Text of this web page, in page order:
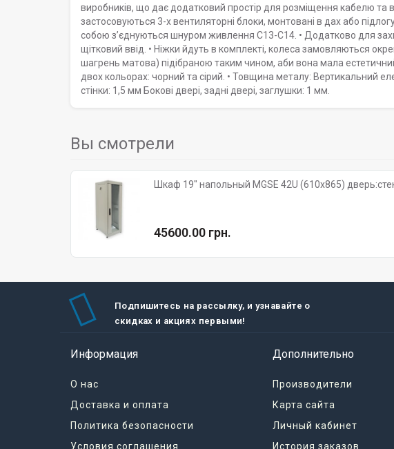
виробників, що дає додатковий простір для розміщення кабелю та
застосовуються 3-х вентиляторні блоки, монтовані в дах або
собою з’єднуються шнуром живлення С13-С14. • Додатково для
щітковий ввід. • Ніжки йдуть в комплекті, колеса замовляються
шагрень матова) підібраною таким чином, аби вона мала
двох кольорах: чорний та сірий. • Товщина металу: Вертикальний
стінки: 1,5 мм Бокові двері, задні двері, заглушки: 1 мм.
Вы смотрели
Шкаф 19" напольный MGSE 42U (610x865)
45600.00 грн.
Подпишитесь на рассылку, и узнавайте о
скидках и акциях первыми!
Информация
О нас
Доставка и оплата
Политика безопасности
Условия соглашения
Дополнительно
Производители
Карта сайта
Личный кабинет
История заказов